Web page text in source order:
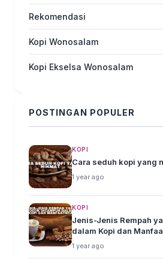
Rekomendasi
Kopi Wonosalam
Kopi Ekselsa Wonosalam
POSTINGAN POPULER
KOPI
Cara seduh kopi yang
1 year ago
KOPI
Jenis-Jenis Rempah
dalam Kopi dan
1 year ago